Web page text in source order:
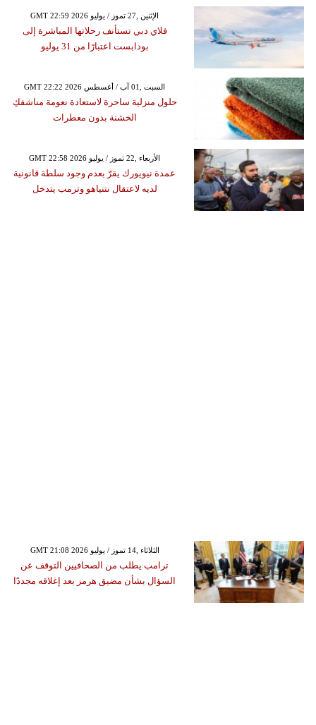
GMT 22:59 2026 الإثنين ,27 تموز / يوليو
فلاي دبي تستأنف رحلاتها المباشرة إلى
بودابست اعتبارًا من 31 يوليو
GMT 22:22 2026 السبت ,01 آب / أغسطس
حلول منزلية ساحرة لاستعادة نعومة مناشفكِ
الخشنة بدون معطرات
GMT 22:58 2026 الأربعاء ,22 تموز / يوليو
عمدة نيويورك يقرّ بعدم وجود سلطة قانونية
لديه لاعتقال نتنياهو وترمب يتدخل
GMT 21:08 2026 الثلاثاء ,14 تموز / يوليو
ترامب يطلب من الصحافيين التوقف عن
السؤال بشأن مضيق هرمز بعد إغلاقه مجددًا